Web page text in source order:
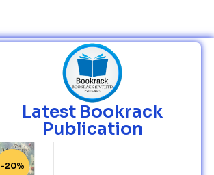
Latest Bookrack
Publication
-20%